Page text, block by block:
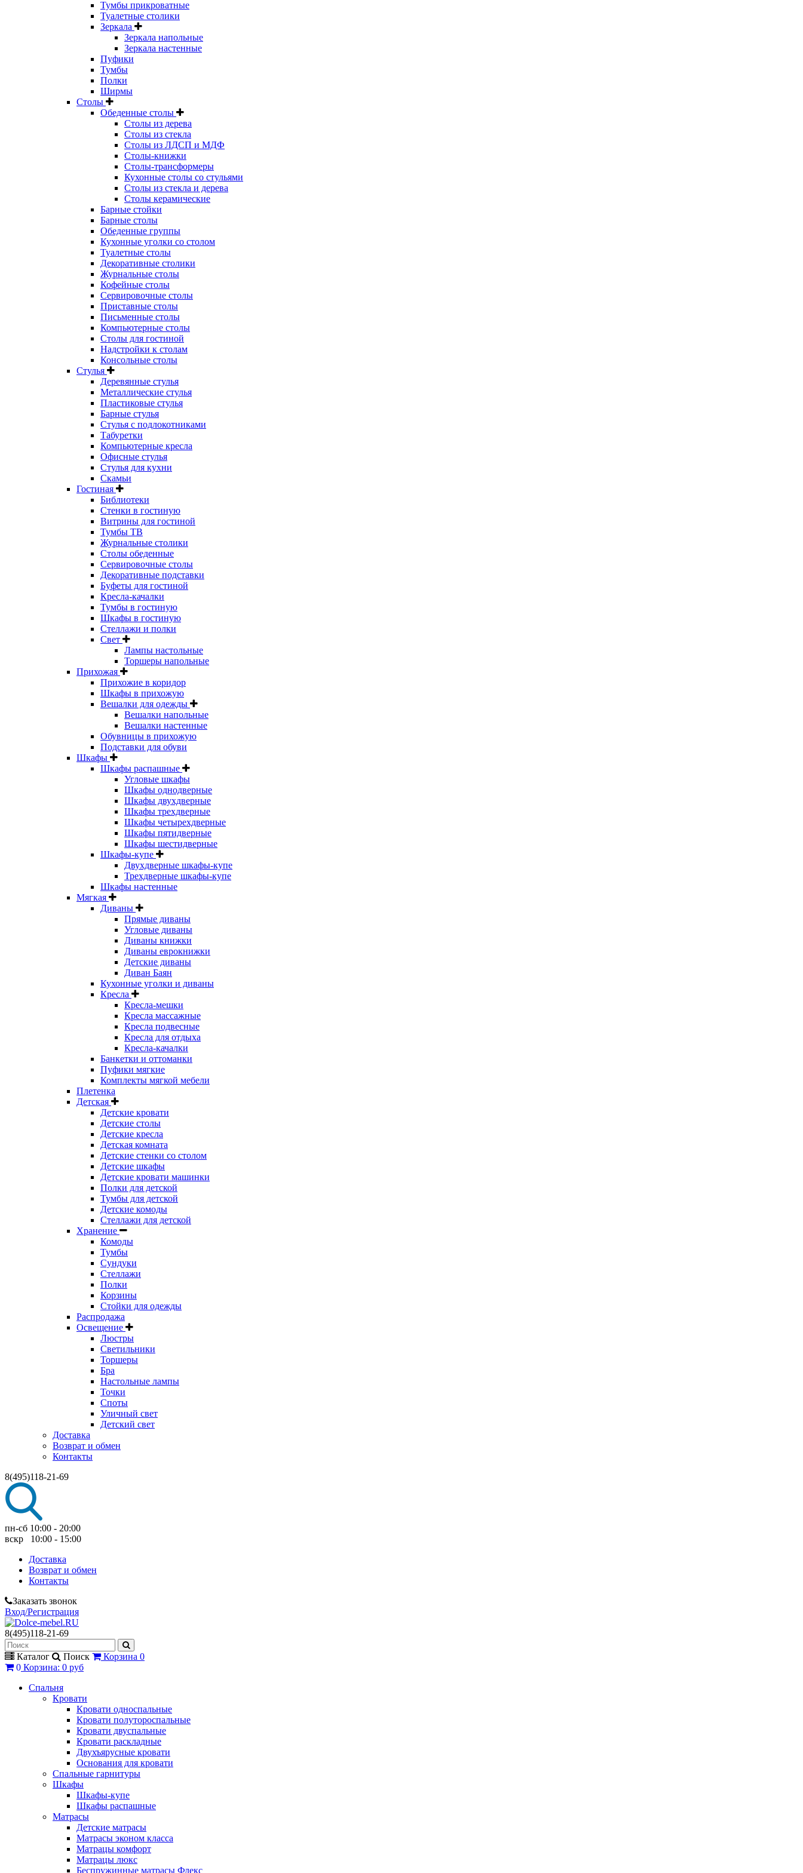
Тумбы прикроватные
Туалетные столики
Зеркала
Зеркала напольные
Зеркала настенные
Пуфики
Тумбы
Полки
Ширмы
Столы
Обеденные столы
Столы из дерева
Столы из стекла
Столы из ЛДСП и МДФ
Столы-книжки
Столы-трансформеры
Кухонные столы со стульями
Столы из стекла и дерева
Столы керамические
Барные стойки
Барные столы
Обеденные группы
Кухонные уголки со столом
Туалетные столы
Декоративные столики
Журнальные столы
Кофейные столы
Сервировочные столы
Приставные столы
Письменные столы
Компьютерные столы
Столы для гостиной
Надстройки к столам
Консольные столы
Стулья
Деревянные стулья
Металлические стулья
Пластиковые стулья
Барные стулья
Стулья с подлокотниками
Табуретки
Компьютерные кресла
Офисные стулья
Стулья для кухни
Скамьи
Гостиная
Библиотеки
Стенки в гостиную
Витрины для гостиной
Тумбы ТВ
Журнальные столики
Столы обеденные
Сервировочные столы
Декоративные подставки
Буфеты для гостиной
Кресла-качалки
Тумбы в гостиную
Шкафы в гостиную
Стеллажи и полки
Свет
Лампы настольные
Торшеры напольные
Прихожая
Прихожие в коридор
Шкафы в прихожую
Вешалки для одежды
Вешалки напольные
Вешалки настенные
Обувницы в прихожую
Подставки для обуви
Шкафы
Шкафы распашные
Угловые шкафы
Шкафы однодверные
Шкафы двухдверные
Шкафы трехдверные
Шкафы четырехдверные
Шкафы пятидверные
Шкафы шестидверные
Шкафы-купе
Двухдверные шкафы-купе
Трехдверные шкафы-купе
Шкафы настенные
Мягкая
Диваны
Прямые диваны
Угловые диваны
Диваны книжки
Диваны еврокнижки
Детские диваны
Диван Баян
Кухонные уголки и диваны
Кресла
Кресла-мешки
Кресла массажные
Кресла подвесные
Кресла для отдыха
Кресла-качалки
Банкетки и оттоманки
Пуфики мягкие
Комплекты мягкой мебели
Плетенка
Детская
Детские кровати
Детские столы
Детские кресла
Детская комната
Детские стенки со столом
Детские шкафы
Детские кровати машинки
Полки для детской
Тумбы для детской
Детские комоды
Стеллажи для детской
Хранение
Комоды
Тумбы
Сундуки
Стеллажи
Полки
Корзины
Стойки для одежды
Распродажа
Освещение
Люстры
Светильники
Торшеры
Бра
Настольные лампы
Точки
Споты
Уличный свет
Детский свет
Доставка
Возврат и обмен
Контакты
8(495)118-21-69
пн-сб 10:00 - 20:00
вскр 10:00 - 15:00
Доставка
Возврат и обмен
Контакты
Заказать звонок
Вход/Регистрация
8(495)118-21-69
Каталог Поиск Корзина 0
0 Корзина: 0 руб
Спальня
Кровати
Кровати односпальные
Кровати полутороспальные
Кровати двуспальные
Кровати раскладные
Двухъярусные кровати
Основания для кровати
Спальные гарнитуры
Шкафы
Шкафы-купе
Шкафы распашные
Матрасы
Детские матрасы
Матрасы эконом класса
Матрацы комфорт
Матрацы люкс
Беспружинные матрасы Флекс